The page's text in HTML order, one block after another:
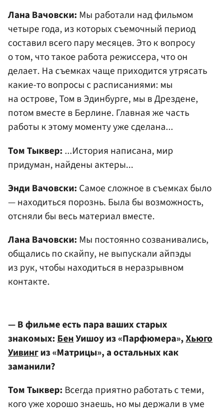
Лана Вачовски: Мы работали над фильмом
четыре года, из которых съемочный период
составил всего пару месяцев. Это к вопросу
о том, что такое работа режиссера, что он
делает. На съемках чаще приходится утрясать
какие-то вопросы с расписаниями: мы
на острове, Том в Эдинбурге, мы в Дрездене,
потом вместе в Берлине. Главная же часть
работы к этому моменту уже сделана...
Том Тыквер: ...История написана, мир
придуман, найдены актеры...
Энди Вачовски: Самое сложное в съемках было
— находиться порознь. Была бы возможность,
отсняли бы весь материал вместе.
Лана Вачовски: Мы постоянно созванивались,
общались по скайпу, не выпускали айпэды
из рук, чтобы находиться в неразрывном
контакте.
— В фильме есть пара ваших старых
знакомых: БенУишоу из «Парфюмера»,Хьюго
Уивингиз «Матрицы», а остальных как
заманили?
Том Тыквер: Всегда приятно работать с теми,
кого уже хорошо знаешь, но мы держали в уме